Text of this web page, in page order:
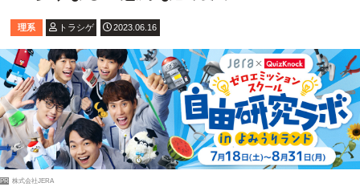
理系 トラシゲ 2023.06.16
PR 株式会社JERA